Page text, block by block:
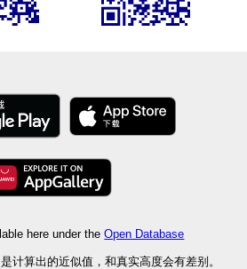
here under theOpen Database
计算出的近似值，和真实高度会有差别。